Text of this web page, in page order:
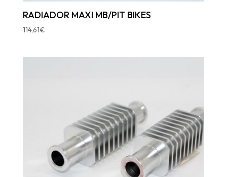
RADIADOR MAXI MB/PIT BIKES
114,61€